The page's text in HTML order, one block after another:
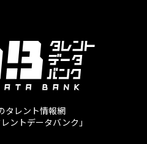
タレント情報網
ントデータバンク」